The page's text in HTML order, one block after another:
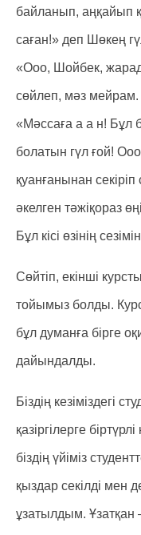
байланып, аңқайып
саған!» деп Шөкең
«Ооо, Шойбек,
сөйлеп, мәз мейрам.
«Мәссаға а а н! Бұл
болатын гүл ғой!
қуанғанынан
әкелген тәжіқораз
Бұл кісі өзінің
Сөйтіп, екінші
тойымыз болды.
бұл думанға бірге
дайындалды.
Біздің кезіміздегі
қазіргілерге
біздің үйіміз
қыздар секілді мен
ұзатылдым. Ұзатқан